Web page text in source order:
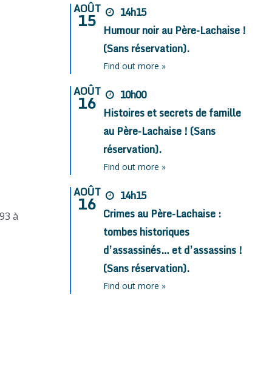
à
AOÛT
15
14h15
Humour noir au Père-Lachaise !
(Sans réservation).
Find out more »
AOÛT
16
10h00
Histoires et secrets de famille
au Père-Lachaise ! (Sans
réservation).
Find out more »
AOÛT
16
14h15
Crimes au Père-Lachaise :
tombes historiques
d’assassinés… et d’assassins !
(Sans réservation).
Find out more »